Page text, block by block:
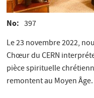
No
397
Le 23 novembre 2022,
Chœur du CERN
pièce spirituelle
remontent au Moyen Âge.